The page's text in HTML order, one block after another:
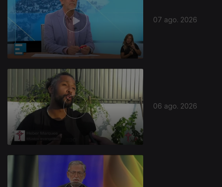
07 ago. 2026
06 ago. 2026